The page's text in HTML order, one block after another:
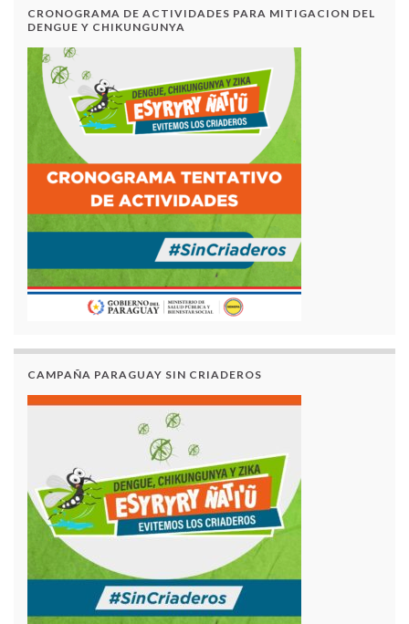
CRONOGRAMA DE ACTIVIDADES PARA MITIGACION DEL
DENGUE Y CHIKUNGUNYA
CAMPAÑA PARAGUAY SIN CRIADEROS